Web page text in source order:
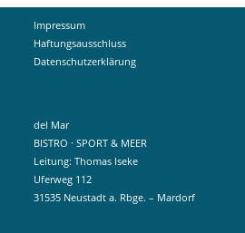
Impressum
Haftungsausschluss
Datenschutzerklärung
del Mar
BISTRO · SPORT & MEER
Leitung: Thomas Iseke
Uferweg 112
31535 Neustadt a. Rbge. – Mardorf